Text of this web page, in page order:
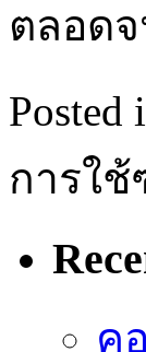
ตลอด
Posted
การใ
ค